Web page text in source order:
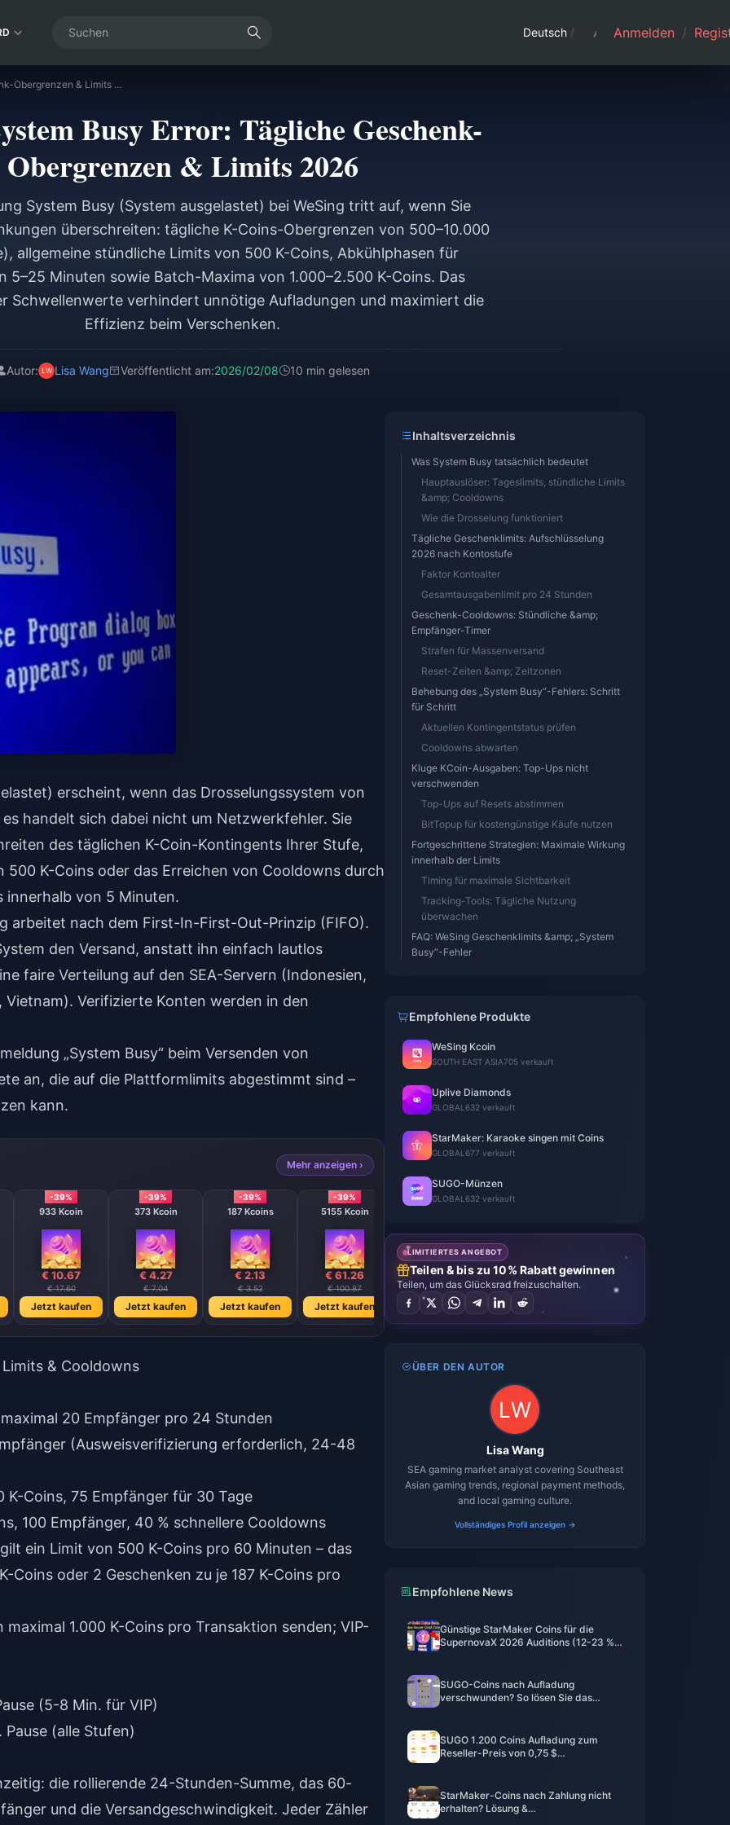
Deutsch / Anmelden /
WeSing System Busy Error: Tägliche Geschenk-Obergrenzen & Limits 2026
Busy Error: Tägliche Geschenk-
Obergrenzen & Limits 2026
System Busy (System ausgelastet) bei WeSing tritt auf, wenn Sie
überschreiten: tägliche K-Coins-Obergrenzen von 500–10.000
allgemeine stündliche Limits von 500 K-Coins, Abkühlphasen für
5–25 Minuten sowie Batch-Maxima von 1.000–2.500 K-Coins. Das
Schwellenwerte verhindert unnötige Aufladungen und maximiert die
Effizienz beim Verschenken.
Autor: Lisa Wang Veröffentlicht am:2026/02/08 10 min gelesen
erscheint, wenn das Drosselungssystem von
handelt sich dabei nicht um Netzwerkfehler. Sie
des täglichen K-Coin-Kontingents Ihrer Stufe,
K-Coins oder das Erreichen von Cooldowns durch
innerhalb von 5 Minuten.
arbeitet nach dem First-In-First-Out-Prinzip (FIFO).
den Versand, anstatt ihn einfach lautlos
faire Verteilung auf den SEA-Servern (Indonesien,
Vietnam). Verifizierte Konten werden in den
„System Busy“ beim Versenden von
an, die auf die Plattformlimits abgestimmt sind –
kann.
Mehr anzeigen ›
-39%
933 Kcoin
€ 10.67
€ 17.60
Jetzt kaufen
-39%
373 Kcoin
€ 4.27
€ 7.04
Jetzt kaufen
-39%
187 Kcoins
€ 2.13
€ 3.52
Jetzt kaufen
-39%
5155 Kcoin
€ 61.26
€ 100.87
Jetzt kaufen
-39%
€ 24.50
€ 40.34
Jetzt kaufen
€ 12.25
€ 20.18
Jetzt kaufen
€ 6.13
€ 10.08
& Cooldowns
20 Empfänger pro 24 Stunden
(Ausweisverifizierung erforderlich, 24-48
K-Coins, 75 Empfänger für 30 Tage
100 Empfänger, 40 % schnellere Cooldowns
ein Limit von 500 K-Coins pro 60 Minuten – das
Coins oder 2 Geschenken zu je 187 K-Coins pro
1.000 K-Coins pro Transaktion senden; VIP-
(5-8 Min. für VIP)
(alle Stufen)
die rollierende 24-Stunden-Summe, das 60-
und die Versandgeschwindigkeit. Jeder Zähler
Inhaltsverzeichnis
Was System Busy tatsächlich bedeutet
Hauptauslöser: Tageslimits, stündliche Limits
&amp; Cooldowns
Wie die Drosselung funktioniert
Tägliche Geschenklimits: Aufschlüsselung
2026 nach Kontostufe
Faktor Kontoalter
Gesamtausgabenlimit pro 24 Stunden
Geschenk-Cooldowns: Stündliche &amp;
Empfänger-Timer
Strafen für Massenversand
Reset-Zeiten &amp; Zeitzonen
Behebung des „System Busy“-Fehlers: Schritt
für Schritt
Aktuellen Kontingentstatus prüfen
Cooldowns abwarten
Kluge KCoin-Ausgaben: Top-Ups nicht
verschwenden
Top-Ups auf Resets abstimmen
BitTopup für kostengünstige Käufe nutzen
Fortgeschrittene Strategien: Maximale Wirkung
innerhalb der Limits
Timing für maximale Sichtbarkeit
Tracking-Tools: Tägliche Nutzung
überwachen
FAQ: WeSing Geschenklimits &amp; „System
Busy“-Fehler
Empfohlene Produkte
WeSing Kcoin
SOUTH EAST ASIA705 verkauft
Uplive Diamonds
GLOBAL 632 verkauft
StarMaker: Karaoke singen mit Coins
GLOBAL 677 verkauft
SUGO-Münzen
GLOBAL 632 verkauft
LIMITIERTES ANGEBOT
Teilen & bis zu 10% Rabatt gewinnen
Teilen, um das Glücksrad freizuschalten.
ÜBER DEN AUTOR
Lisa Wang
SEA gaming market analyst covering Southeast
Asian gaming trends, regional payment methods,
and local gaming culture.
Vollständiges Profil anzeigen →
Empfohlene News
Günstige StarMaker Coins für die
SupernovaX 2026 Auditions (12-23 %
SUGO-Coins nach Aufladung
verschwunden? So lösen Sie das
SUGO 1.200 Coins Aufladung zum
Reseller-Preis von 0,75 $
StarMaker-Coins nach Zahlung nicht
erhalten? Lösung &